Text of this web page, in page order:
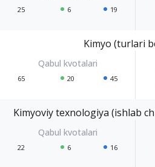
25 6 19
Kimyo (turlari
65 20 45
Kimyoviy texnologiya (ishlab
22 6 16